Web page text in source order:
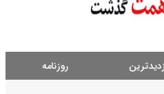
روزنامه